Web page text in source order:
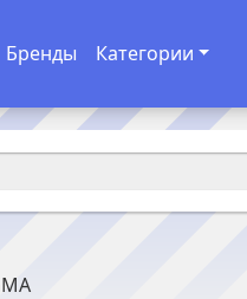
Бренды Категории